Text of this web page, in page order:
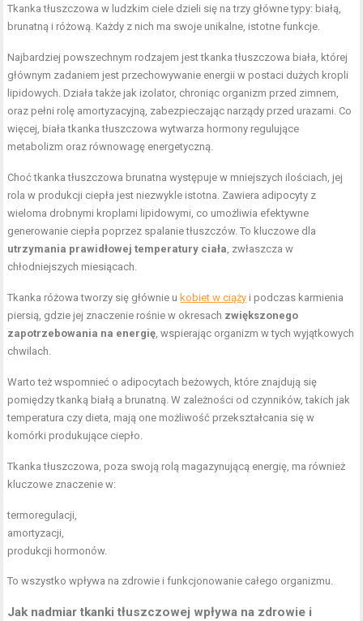
Tkanka tłuszczowa w ludzkim ciele dzieli się na trzy główne typy: białą,
brunatną i różową. Każdy z nich ma swoje unikalne, istotne funkcje.
Najbardziej powszechnym rodzajem jest tkanka tłuszczowa biała, której
głównym zadaniem jest przechowywanie energii w postaci dużych kropli
lipidowych. Działa także jak izolator, chroniąc organizm przed zimnem,
oraz pełni rolę amortyzacyjną, zabezpieczając narządy przed urazami. Co
więcej, biała tkanka tłuszczowa wytwarza hormony regulujące
metabolizm oraz równowagę energetyczną.
Choć tkanka tłuszczowa brunatna występuje w mniejszych ilościach, jej
rola w produkcji ciepła jest niezwykle istotna. Zawiera adipocyty z
wieloma drobnymi kroplami lipidowymi, co umożliwia efektywne
generowanie ciepła poprzez spalanie tłuszczów. To kluczowe dla
utrzymania prawidłowej temperatury ciała, zwłaszcza w
chłodniejszych miesiącach.
Tkanka różowa tworzy się głównie u kobiet w ciąży i podczas karmienia
piersią, gdzie jej znaczenie rośnie w okresach zwiększonego
zapotrzebowania na energię, wspierając organizm w tych wyjątkowych
chwilach.
Warto też wspomnieć o adipocytach beżowych, które znajdują się
pomiędzy tkanką białą a brunatną. W zależności od czynników, takich jak
temperatura czy dieta, mają one możliwość przekształcania się w
komórki produkujące ciepło.
Tkanka tłuszczowa, poza swoją rolą magazynującą energię, ma również
kluczowe znaczenie w:
termoregulacji,
amortyzacji,
produkcji hormonów.
To wszystko wpływa na zdrowie i funkcjonowanie całego organizmu.
Jak nadmiar tkanki tłuszczowej wpływa na zdrowie i